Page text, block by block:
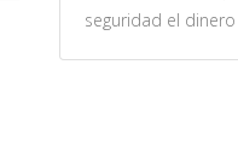
seguridad el